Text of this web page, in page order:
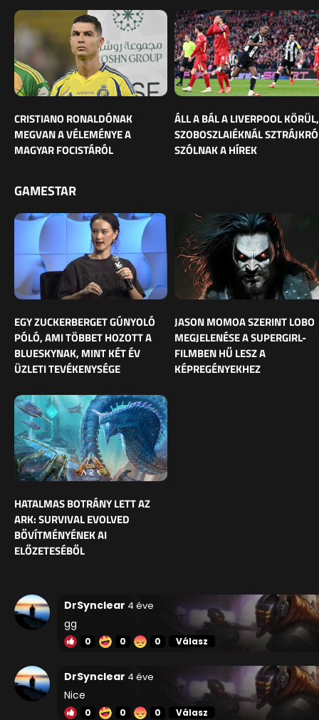
CRISTIANO RONALDÓNAK
MEGVAN A VÉLEMÉNYE A
MAGYAR FOCISTÁRÓL
ÁLL A BÁL A LIVERPOOL KÖRÜL,
SZOBOSZLAIÉKNÁL
SZÓLNAK A HÍREK
GAMESTAR
EGY ZUCKERBERGET GÚNYOLÓ
PÓLÓ, AMI TÖBBET HOZOTT A
BLUESKYNAK, MINT KÉT ÉV
ÜZLETI TEVÉKENYSÉGE
JASON MOMOA SZERINT LOBO
MEGJELENÉSE A SUPERGIRL-
FILMBEN HŰ LESZ A
KÉPREGÉNYEKHEZ
HATALMAS BOTRÁNY LETT AZ
ARK: SURVIVAL EVOLVED
BŐVÍTMÉNYÉNEK AI
ELŐZETESÉBŐL
DrSynclear 4 éve
gg
0 0 0 Válasz
DrSynclear 4 éve
Nice
0 0 0 Válasz